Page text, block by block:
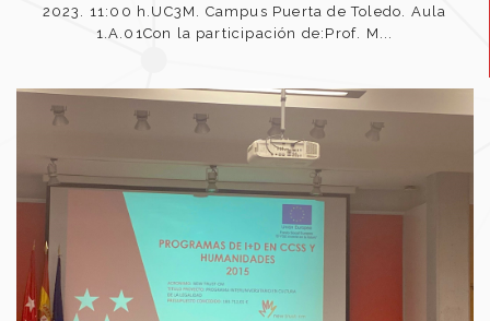
2023. 11:00 h.UC3M. Campus Puerta de Toledo. Aula
1.A.01Con la participación de:Prof. M...